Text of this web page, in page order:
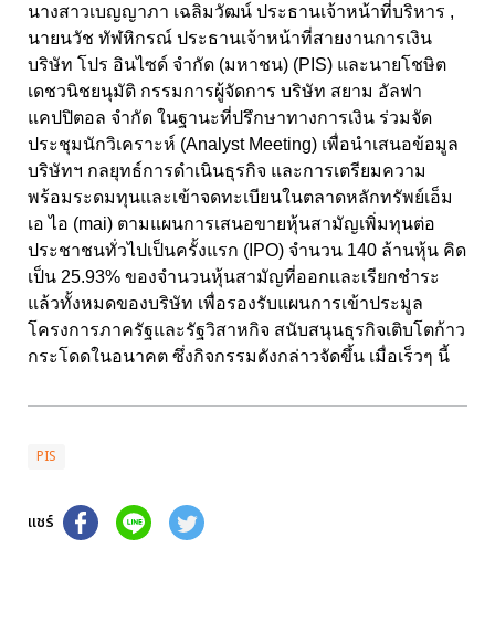
นางสาวเบญญาภา เฉลิมวัฒน์ ประธานเจ้าหน้าที่บริหาร ,
นายนวัช ทัฬหิกรณ์ ประธานเจ้าหน้าที่สายงานการเงิน
บริษัท โปร อินไซด์ จำกัด (มหาชน) (PIS) และนายโชษิต
เดชวนิชยนุมัติ กรรมการผู้จัดการ บริษัท สยาม อัลฟา
แคปปิตอล จำกัด ในฐานะที่ปรึกษาทางการเงิน ร่วมจัด
ประชุมนักวิเคราะห์ (Analyst Meeting) เพื่อนำเสนอข้อมูล
บริษัทฯ กลยุทธ์การดำเนินธุรกิจ และการเตรียมความ
พร้อมระดมทุนและเข้าจดทะเบียนในตลาดหลักทรัพย์เอ็ม
เอ ไอ (mai) ตามแผนการเสนอขายหุ้นสามัญเพิ่มทุนต่อ
ประชาชนทั่วไปเป็นครั้งแรก (IPO) จำนวน 140 ล้านหุ้น คิด
เป็น 25.93% ของจำนวนหุ้นสามัญที่ออกและเรียกชำระ
แล้วทั้งหมดของบริษัท เพื่อรองรับแผนการเข้าประมูล
โครงการภาครัฐและรัฐวิสาหกิจ สนับสนุนธุรกิจเติบโตก้าว
กระโดดในอนาคต ซึ่งกิจกรรมดังกล่าวจัดขึ้น เมื่อเร็วๆ นี้
PIS
แชร์